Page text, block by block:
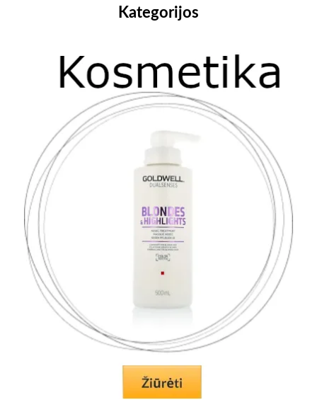
Kategorijos